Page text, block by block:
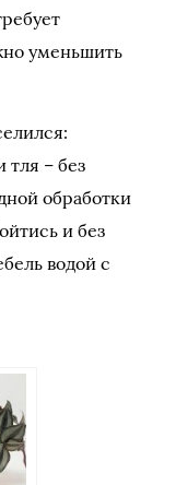
уменьшить
– без
обработки
и без
водой с